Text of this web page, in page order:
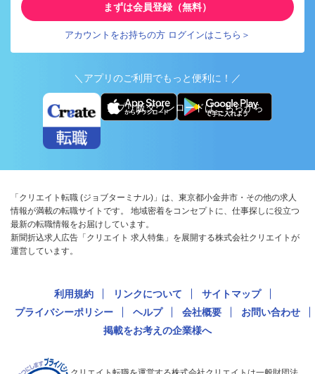
まずは会員登録（無料）
アカウントをお持ちの方 ログインはこちら＞
＼アプリのご利用でもっと便利に！／
アプリ版ダウンロードはこちらから
「クリエイト転職 (ジョブターミナル)」は、東京都小金井市・その他の求人
情報が満載の転職サイトです。 地域密着をコンセプトに、仕事探しに役立つ
最新の転職情報をお届けしています。
新聞折込求人広告「クリエイト 求人特集」を展開する株式会社クリエイトが
運営しています。
利用規約 リンクについて
サイトマップ
プライバシーポリシー
ヘルプ 会社概要
お問い合わせ
掲載をお考えの企業様へ